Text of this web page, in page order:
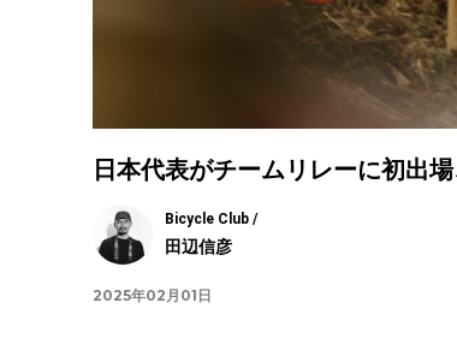
日本代表がチームリレーに初出
Bicycle Club /
田辺信彦
2025年02月01日